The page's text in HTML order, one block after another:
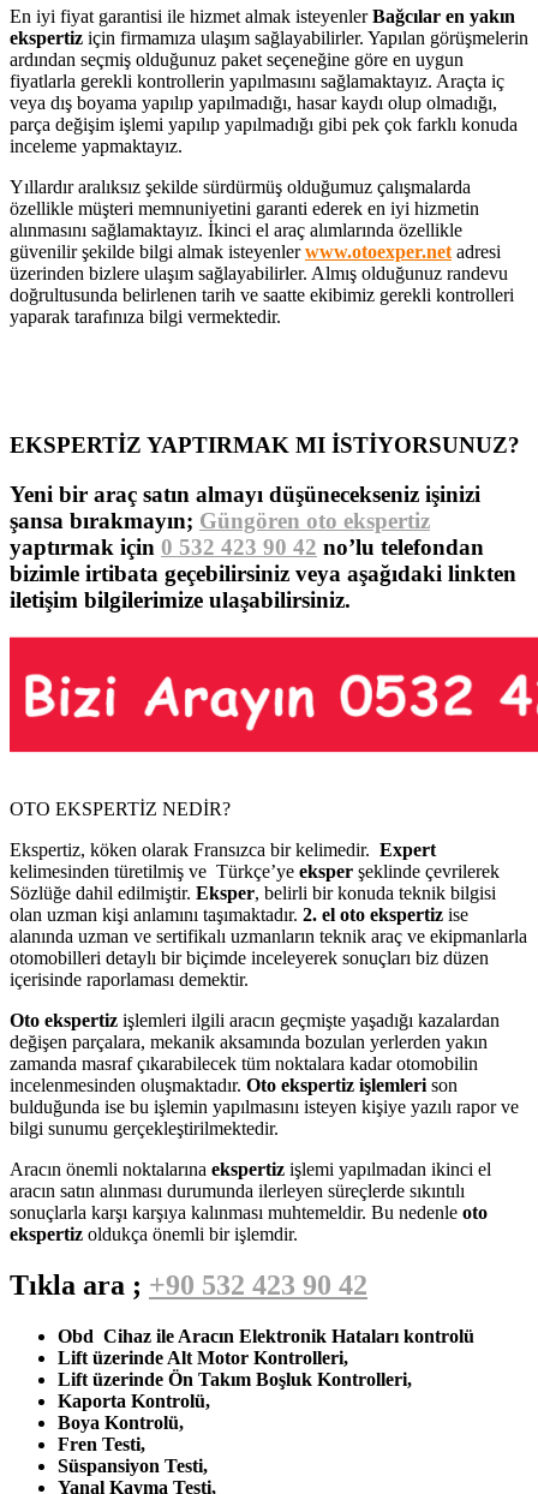
En iyi fiyat garantisi ile hizmet almak isteyenlerBağcılar en yakın
ekspertiz için firmamıza ulaşım sağlayabilirler. Yapılan görüşmelerin
ardından seçmiş olduğunuz paket seçeneğine göre en uygun
fiyatlarla gerekli kontrollerin yapılmasını sağlamaktayız. Araçta iç
veya dış boyama yapılıp yapılmadığı, hasar kaydı olup olmadığı,
parça değişim işlemi yapılıp yapılmadığı gibi pek çok farklı konuda
inceleme yapmaktayız.
Yıllardır aralıksız şekilde sürdürmüş olduğumuz çalışmalarda
özellikle müşteri memnuniyetini garanti ederek en iyi hizmetin
alınmasını sağlamaktayız. İkinci el araç alımlarında özellikle
güvenilir şekilde bilgi almak isteyenlerwww.otoexper.net adresi
üzerinden bizlere ulaşım sağlayabilirler. Almış olduğunuz randevu
doğrultusunda belirlenen tarih ve saatte ekibimiz gerekli kontrolleri
yaparak tarafınıza bilgi vermektedir.
EKSPERTİZ YAPTIRMAK MI İSTİYORSUNUZ?
Yeni bir araç satın almayı düşünecekseniz işinizi
şansa bırakmayın; Güngören oto ekspertiz
yaptırmak için 0 532 423 90 42 no’lu telefondan
bizimle irtibata geçebilirsiniz veya aşağıdaki linkten
iletişim bilgilerimize ulaşabilirsiniz.
OTO EKSPERTİZ NEDİR?
Ekspertiz, köken olarak Fransızca bir kelimedir. Expert
kelimesinden türetilmiş ve Türkçe’ye eksper şeklinde çevrilerek
Sözlüğe dahil edilmiştir. Eksper, belirli bir konuda teknik bilgisi
olan uzman kişi anlamını taşımaktadır. 2. el oto ekspertiz ise
alanında uzman ve sertifikalı uzmanların teknik araç ve ekipmanlarla
otomobilleri detaylı bir biçimde inceleyerek sonuçları biz düzen
içerisinde raporlaması demektir.
Oto ekspertiz işlemleri ilgili aracın geçmişte yaşadığı kazalardan
değişen parçalara, mekanik aksamında bozulan yerlerden yakın
zamanda masraf çıkarabilecek tüm noktalara kadar otomobilin
incelenmesinden oluşmaktadır. Oto ekspertiz işlemleri son
bulduğunda ise bu işlemin yapılmasını isteyen kişiye yazılı rapor ve
bilgi sunumu gerçekleştirilmektedir.
Aracın önemli noktalarına ekspertiz işlemi yapılmadan ikinci el
aracın satın alınması durumunda ilerleyen süreçlerde sıkıntılı
sonuçlarla karşı karşıya kalınması muhtemeldir. Bu nedenle oto
ekspertiz oldukça önemli bir işlemdir.
Tıkla ara ; +90 532 423 90 42
Obd Cihaz ile Aracın Elektronik Hataları kontrolü
Lift üzerinde Alt Motor Kontrolleri,
Lift üzerinde Ön Takım Boşluk Kontrolleri,
Kaporta Kontrolü,
Boya Kontrolü,
Fren Testi,
Süspansiyon Testi,
Yanal Kayma Testi,